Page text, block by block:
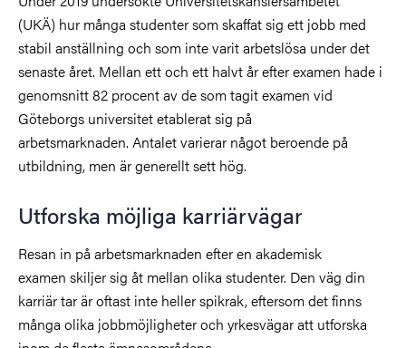
(UKÄ) hur många studenter som skaffat sig ett jobb med
stabil anställning och som inte varit arbetslösa under det
senaste året. Mellan ett och ett halvt år efter examen hade i
genomsnitt 82 procent av de som tagit examen vid
Göteborgs universitet etablerat sig på
arbetsmarknaden. Antalet varierar något beroende på
utbildning, men är generellt sett hög.
Utforska möjliga karriärvägar
Resan in på arbetsmarknaden efter en akademisk
examen skiljer sig åt mellan olika studenter. Den väg din
karriär tar är oftast inte heller spikrak, eftersom det finns
många olika jobbmöjligheter och yrkesvägar att utforska